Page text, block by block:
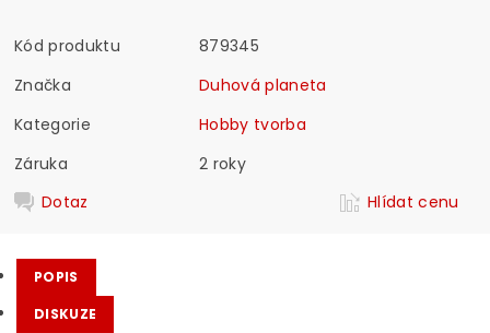
Kód produktu
879345
Značka
Duhová planeta
Kategorie
Hobby tvorba
Záruka
2 roky
Dotaz
Hlídat cenu
POPIS
DISKUZE